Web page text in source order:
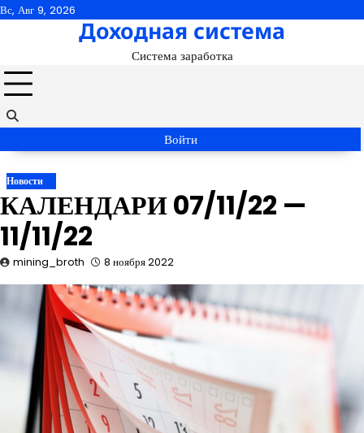
Перейти
Вс, Авг 9, 2026
Доходная система
Система заработка
Войти
Новости
КАЛЕНДАРИ 07/11/22 —
11/11/22
mining_broth 8 ноября 2022